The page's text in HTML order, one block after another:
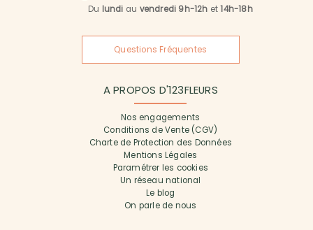
Du lundi au vendredi 9h-12h et14h-18h
Questions Fréquentes
A PROPOS D'123FLEURS
Nos engagements
Conditions de Vente (CGV)
Charte de Protection des Données
Mentions Légales
Paramétrer les cookies
Un réseau national
Le blog
On parle de nous